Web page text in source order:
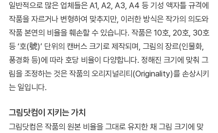
일반적으로 많은 업체들은 A1, A2, A3, A4 등 기성 액자틀 규격에
작품을 자르거나 변형하여 맞추지만, 이러한 방식은 작가의 의도와
작품 본연의 비율을 훼손할 수 있습니다. 작품은 10호, 20호, 30호
등 ‘호(號)’ 단위의 캔버스 크기로 제작되며, 그림의 장르(인물화,
풍경화 등)에 따라 호당 비율이 다양합니다. 정해진 크기에 맞춰 그
림을 조정하는 것은 작품의 오리지널리티(Originality)를 손상시키
는 일입니다.
그림닷컴이 지키는 가치
그림닷컴은 작품의 원본 비율을 그대로 유지한 채 그림 크기에 맞